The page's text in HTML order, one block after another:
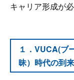
キャリア形成が
１．VUCA(ブ
昧）時代の到来